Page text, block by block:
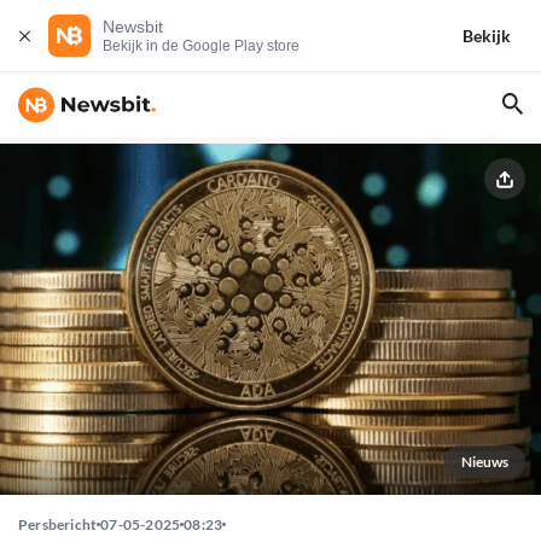
Newsbit
Bekijk in de Google Play store
Bekijk
Nieuws
Persbericht 07-05-2025 08:23